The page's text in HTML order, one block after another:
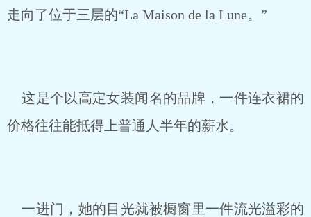
走向了位于三层的“La Maison de la Lune。”
这是个以高定女装闻名的品牌，一件连衣裙的
价格往往能抵得上普通人半年的薪水。
一进门，她的目光就被橱窗里一件流光溢彩的